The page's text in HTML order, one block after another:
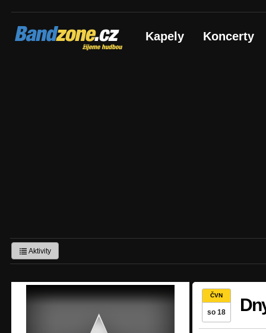
Bandzone.cz
žijeme hudbou Kapely Koncerty
Aktivity
ČVN
so 18